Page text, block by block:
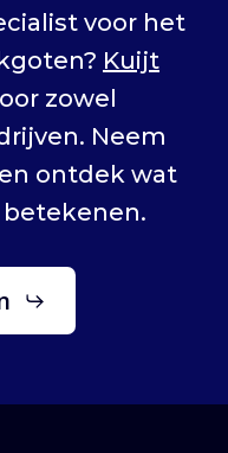
voor het
Kuijt
zowel
Neem
ontdek wat